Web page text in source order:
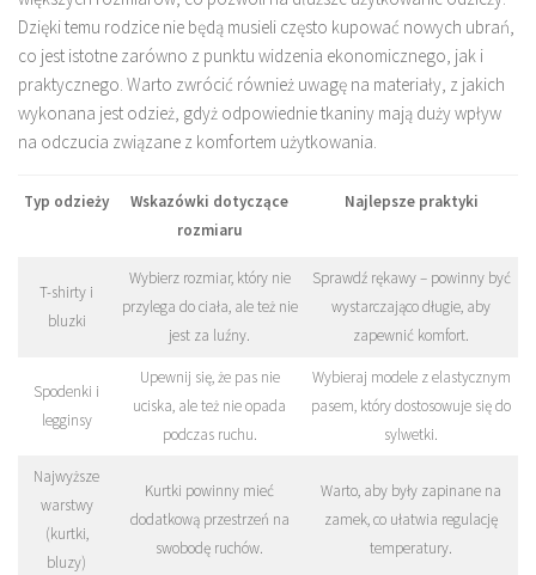
Dzięki temu rodzice nie będą musieli często kupować nowych ubrań,
co jest istotne zarówno z punktu widzenia ekonomicznego, jak i
praktycznego. Warto zwrócić również uwagę na materiały, z jakich
wykonana jest odzież, gdyż odpowiednie tkaniny mają duży wpływ
na odczucia związane z komfortem użytkowania.
Typ odzieży
Wskazówki dotyczące
rozmiaru
Najlepsze praktyki
T-shirty i
bluzki
Wybierz rozmiar, który nie
przylega do ciała, ale też nie
jest za luźny.
Sprawdź rękawy – powinny być
wystarczająco długie, aby
zapewnić komfort.
Spodenki i
legginsy
Upewnij się, że pas nie
uciska, ale też nie opada
podczas ruchu.
Wybieraj modele z elastycznym
pasem, który dostosowuje się do
sylwetki.
Najwyższe
warstwy
(kurtki,
bluzy)
Kurtki powinny mieć
dodatkową przestrzeń na
swobodę ruchów.
Warto, aby były zapinane na
zamek, co ułatwia regulację
temperatury.